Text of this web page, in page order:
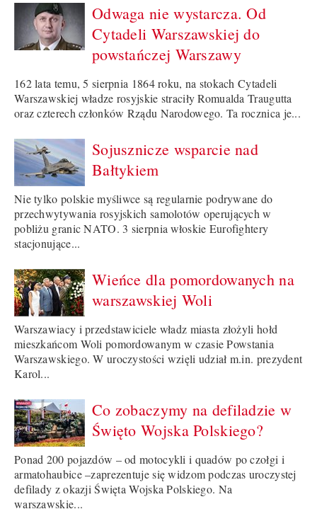
Odwaga nie wystarcza. Od
Cytadeli Warszawskiej do
powstańczej Warszawy
162 lata temu, 5 sierpnia 1864 roku, na stokach Cytadeli
Warszawskiej władze rosyjskie straciły Romualda Traugutta
oraz czterech członków Rządu Narodowego. Ta rocznica je...
Sojusznicze wsparcie nad
Bałtykiem
Nie tylko polskie myśliwce są regularnie podrywane do
przechwytywania rosyjskich samolotów operujących w
pobliżu granic NATO. 3 sierpnia włoskie Eurofightery
stacjonujące...
Wieńce dla pomordowanych na
warszawskiej Woli
Warszawiacy i przedstawiciele władz miasta złożyli hołd
mieszkańcom Woli pomordowanym w czasie Powstania
Warszawskiego. W uroczystości wzięli udział m.in. prezydent
Karol...
Co zobaczymy na defiladzie w
Święto Wojska Polskiego?
Ponad 200 pojazdów – od motocykli i quadów po czołgi i
armatohaubice –zaprezentuje się widzom podczas uroczystej
defilady z okazji Święta Wojska Polskiego. Na
warszawskie...